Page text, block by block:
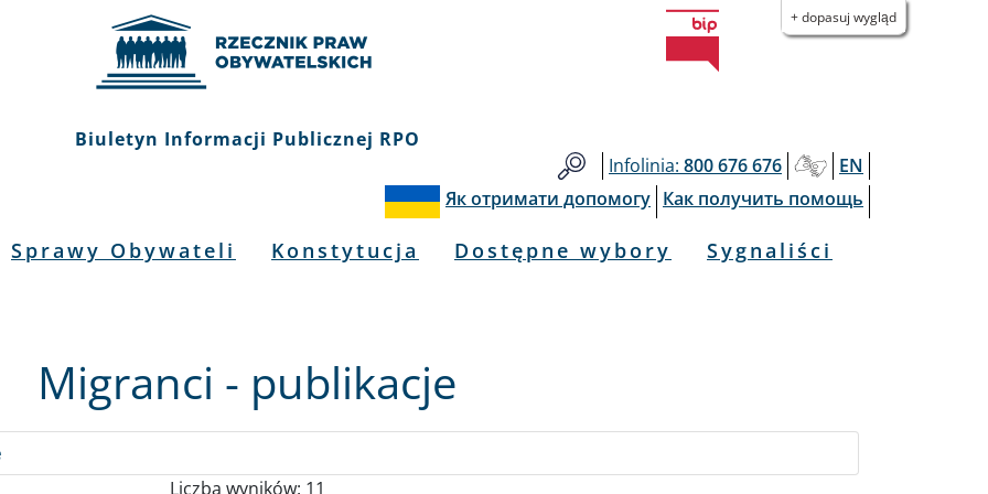
+ dopasuj wygląd
Biuletyn Informacji Publicznej RPO
Infolinia: 800 676 676
EN
Як отримати допомогу Как получить помощь
Sprawy Obywateli Konstytucja Dostępne wybory Sygnaliści
Migranci - publikacje
Liczba wyników: 11